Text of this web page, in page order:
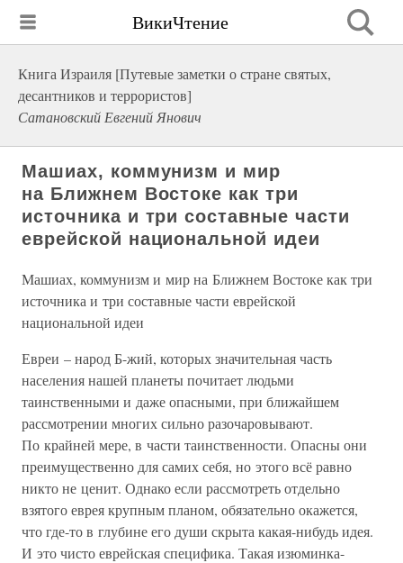
ВикиЧтение
Книга Израиля [Путевые заметки о стране святых,
десантников и террористов]
Сатановский Евгений Янович
Машиах, коммунизм и мир
на Ближнем Востоке как три
источника и три составные части
еврейской национальной идеи
Машиах, коммунизм и мир на Ближнем Востоке как три
источника и три составные части еврейской
национальной идеи
Евреи – народ Б-жий, которых значительная часть
населения нашей планеты почитает людьми
таинственными и даже опасными, при ближайшем
рассмотрении многих сильно разочаровывают.
По крайней мере, в части таинственности. Опасны они
преимущественно для самих себя, но этого всё равно
никто не ценит. Однако если рассмотреть отдельно
взятого еврея крупным планом, обязательно окажется,
что где-то в глубине его души скрыта какая-нибудь идея.
И это чисто еврейская специфика. Такая изюминка-